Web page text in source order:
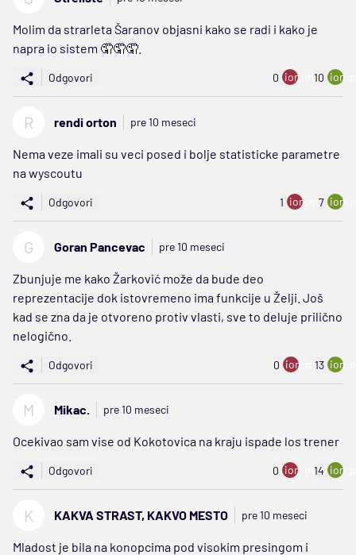
Molim da strarleta Šaranov objasni kako se radi i kako je
napra io sistem 🤦🤦🤦.
Odgovori 0 ion:minus
10
R rendi orton pre 10 meseci
Nema veze imali su veci posed i bolje statisticke parametre
na wyscoutu
Odgovori 1 ion:minus
7
G Goran Pancevac pre 10 meseci
Zbunjuje me kako Žarković može da bude deo
reprezentacije dok istovremeno ima funkcije u Želji. Još
kad se zna da je otvoreno protiv vlasti, sve to deluje prilično
nelogično.
Odgovori 0 ion:minus
13
M Mikac. pre 10 meseci
Ocekivao sam vise od Kokotovica na kraju ispade los trener
Odgovori 0 ion:minus
14
K KAKVA STRAST, KAKVO MESTO pre 10 meseci
Mladost je bila na konopcima pod visokim presingom i